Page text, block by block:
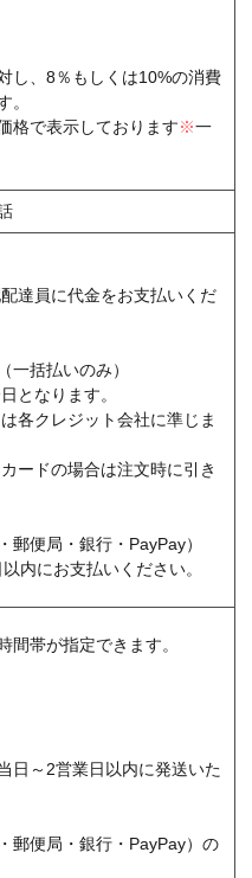
し、8％もしくは10%の消費
。
格で表示しております※一
達員に代金をお支払いくだ
一括払いのみ）
となります。
各クレジット会社に準じま
ードの場合は注文時に引き
郵便局・銀行・PayPay）
内にお支払いください。
間帯が指定できます。
日～2営業日以内に発送いた
郵便局・銀行・PayPay）の